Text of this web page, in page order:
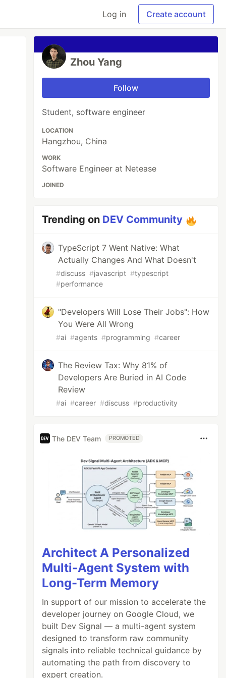
Log in Create account
Zhou Yang
Follow
Student, software engineer
LOCATION
Hangzhou, China
WORK
Software Engineer at Netease
JOINED
Trending on DEV Community
TypeScript 7 Went Native: What
Actually Changes And What Doesn't
#discuss #javascript #typescript
#performance
"Developers Will Lose Their Jobs": How
You Were All Wrong
#ai #agents #programming #career
The Review Tax: Why 81% of
Developers Are Buried in AI Code
Review
#ai #career #discuss #productivity
The DEV Team PROMOTED
Architect A Personalized
Multi-Agent System with
Long-Term Memory
In support of our mission to accelerate the
developer journey on Google Cloud, we
built Dev Signal — a multi-agent system
designed to transform raw community
signals into reliable technical guidance by
automating the path from discovery to
expert creation.